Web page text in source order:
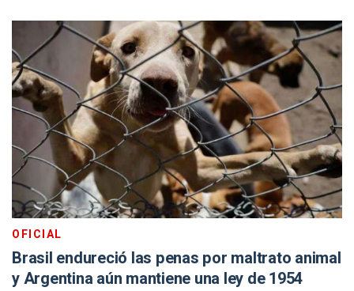
OFICIAL
Brasil endureció las penas por maltrato animal
y Argentina aún mantiene una ley de 1954